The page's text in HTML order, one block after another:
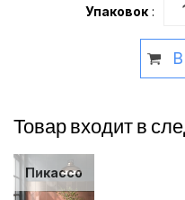
Упаковок :
Товар входит в
Пикассо